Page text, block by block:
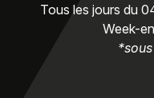
Tous les jours du
Week-